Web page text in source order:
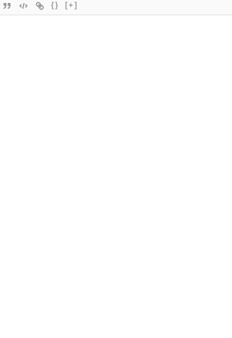
{} [+]